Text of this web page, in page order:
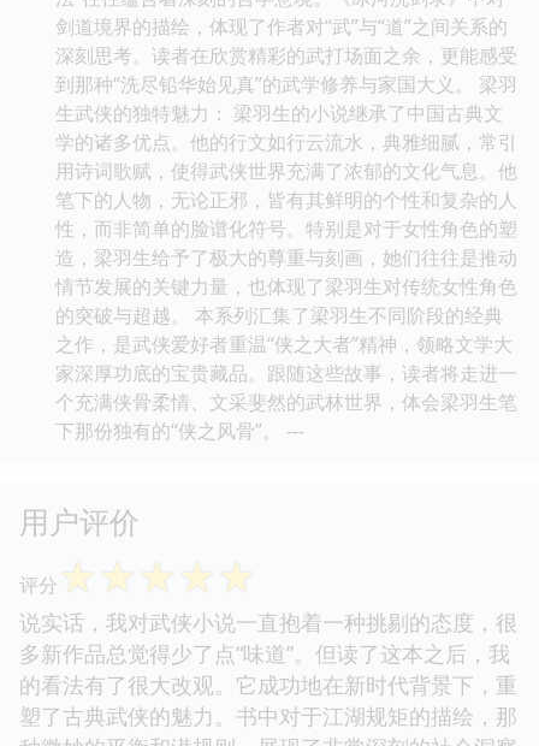
剑道境界的描绘，体现了作者对“武”与“道”之间关系的
深刻思考。读者在欣赏精彩的武打场面之余，更能感受
到那种“洗尽铅华始见真”的武学修养与家国大义。 梁羽
生武侠的独特魅力： 梁羽生的小说继承了中国古典文
学的诸多优点。他的行文如行云流水，典雅细腻，常引
用诗词歌赋，使得武侠世界充满了浓郁的文化气息。他
笔下的人物，无论正邪，皆有其鲜明的个性和复杂的人
性，而非简单的脸谱化符号。特别是对于女性角色的塑
造，梁羽生给予了极大的尊重与刻画，她们往往是推动
情节发展的关键力量，也体现了梁羽生对传统女性角色
的突破与超越。 本系列汇集了梁羽生不同阶段的经典
之作，是武侠爱好者重温“侠之大者”精神，领略文学大
家深厚功底的宝贵藏品。跟随这些故事，读者将走进一
个充满侠骨柔情、文采斐然的武林世界，体会梁羽生笔
下那份独有的“侠之风骨”。 ---
用户评价
评分 ☆☆☆☆☆
说实话，我对武侠小说一直抱着一种挑剔的态度，很
多新作品总觉得少了点“味道”。但读了这本之后，我
的看法有了很大改观。它成功地在新时代背景下，重
塑了古典武侠的魅力。书中对于江湖规矩的描绘，那